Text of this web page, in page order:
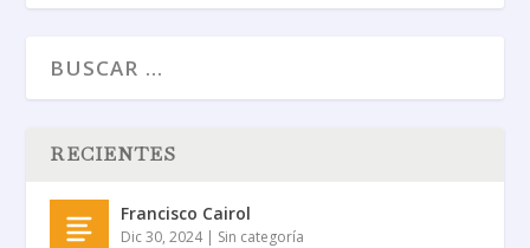
RECIENTES
Francisco Cairol
Dic 30, 2024| Sin categoría